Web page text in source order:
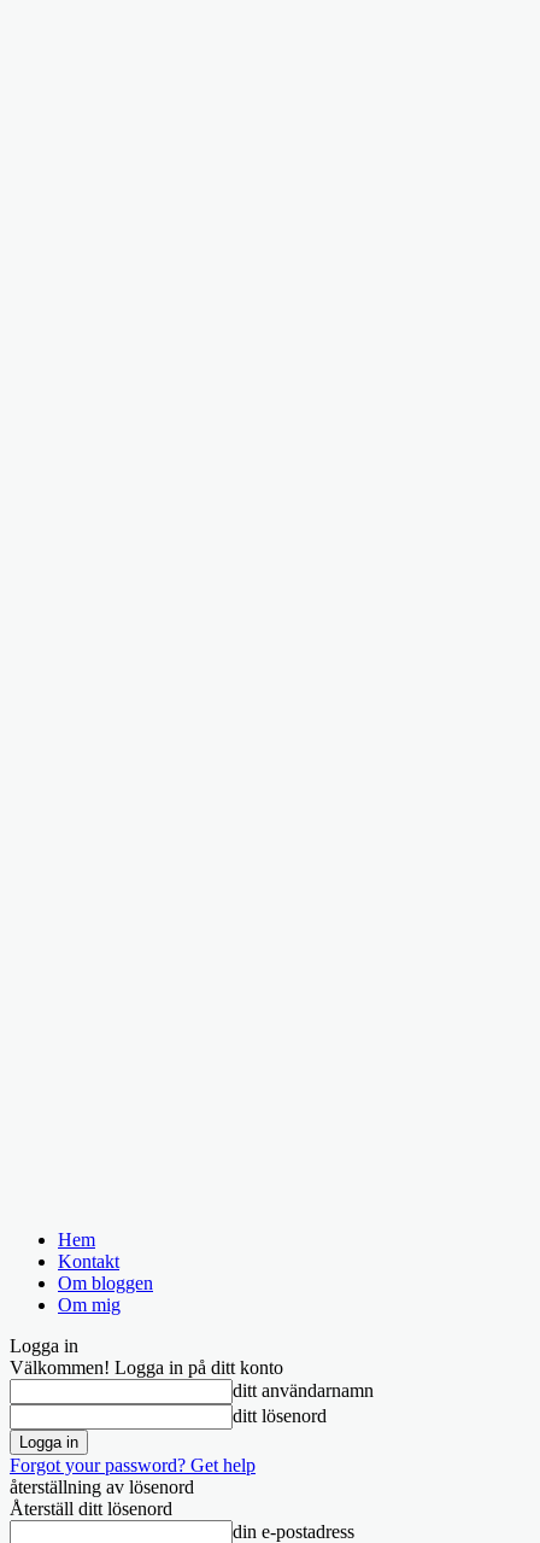
Hem
Kontakt
Om bloggen
Om mig
Logga in
Välkommen! Logga in på ditt konto
ditt användarnamn
ditt lösenord
Forgot your password? Get help
återställning av lösenord
Återställ ditt lösenord
din e-postadress